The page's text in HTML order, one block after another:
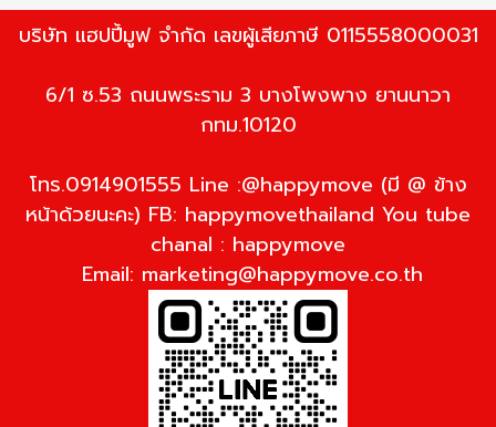
บริษัท แฮปปี้มูฟ จำกัด เลขผู้เสียภาษี 0115558000031
6/1 ซ.53 ถนนพระราม 3 บางโพงพาง ยานนาวา
กทม.10120
โทร.0914901555 Line :@happymove (มี @ ข้าง
หน้าด้วยนะคะ) FB: happymovethailand You tube
chanal : happymove
Email: marketing@happymove.co.th